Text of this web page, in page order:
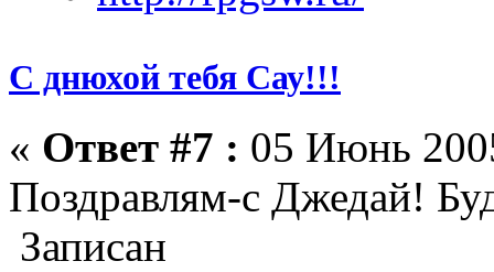
С днюхой тебя Сау!!!
« Ответ #7 : 05 Июнь
Поздравлям-с Джедай!
Записан